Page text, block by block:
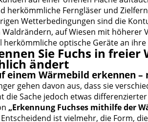
herkömmliche Ferngläser und
Wetterbedingungen sind die
Waldrändern, auf Wiesen mit
herkömmliche optische Geräte an
Sie Fuchs in
ändert
einem Wärmebild erkennen
gehen davon aus, dass sie
die Sache jedoch etwas differenzierter
„Erkennung Fuchses mithilfe der
ist vielmehr, die Form,